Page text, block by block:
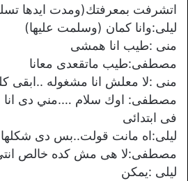
اتشرفت بمعرفتك(ومدت ايدها
ليلى:وانا كمان (وسلمت عليها)
منى :طيب انا همشى
مصطفى:طيب ماتقعدى معانا
منى :لا معلش انا مشغوله ..ابقى
مصطفى: اوك سلام ….مني دى انا
فى ابتدائى
ليلى:اه مانت قولت..بس دى شكلها
مصطفى:لا هى مش كده خالص
ليلى :يمكن